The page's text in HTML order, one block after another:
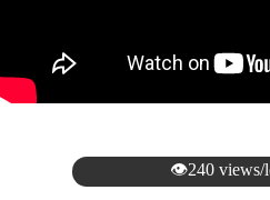
👁️240 views/